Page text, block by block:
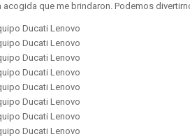
acogida que me brindaron. Podemos
Ducati Lenovo
Ducati Lenovo
Ducati Lenovo
Ducati Lenovo
Ducati Lenovo
Ducati Lenovo
Ducati Lenovo
Ducati Lenovo